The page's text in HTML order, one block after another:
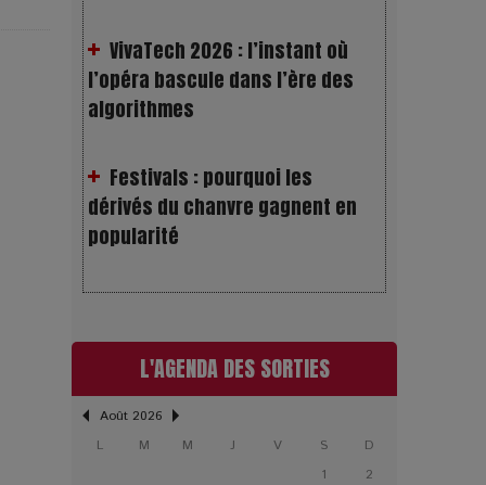
algorithmes
Festivals : pourquoi les
popularité
Les Rayons et les Ombres :
Gourou : quand le business du
bonheur devient un thriller
LOL 2.0 : aimer, grandir et se
L'AGENDA DES SORTIES
Août 2026
L
M M J V S
D
1
2